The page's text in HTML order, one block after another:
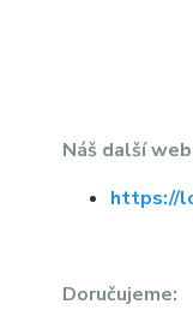
Náš další
https://
Doručujeme: